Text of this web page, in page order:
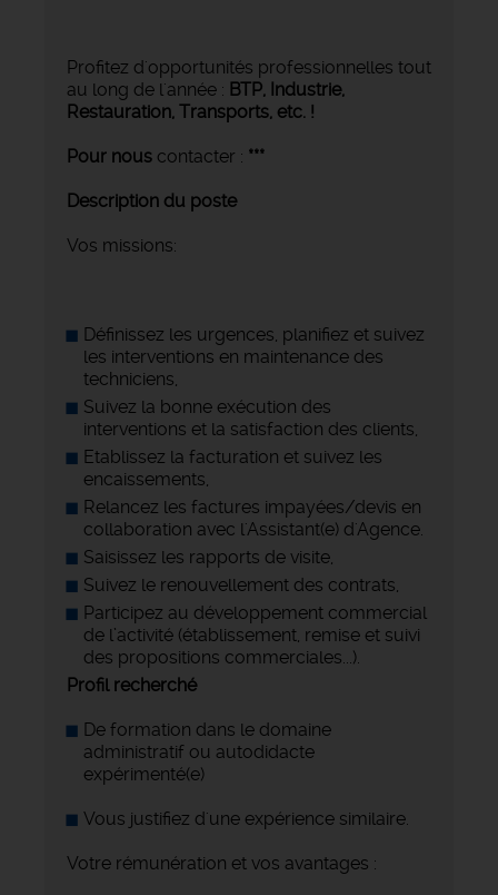
Profitez d'opportunités professionnelles tout
au long de l'année : BTP, Industrie,
Restauration, Transports, etc. !
Pour nous contacter : ***
Description du poste
Vos missions:
Définissez les urgences, planifiez et suivez
les interventions en maintenance des
techniciens,
Suivez la bonne exécution des
interventions et la satisfaction des clients,
Etablissez la facturation et suivez les
encaissements,
Relancez les factures impayées/devis en
collaboration avec l'Assistant(e) d'Agence.
Saisissez les rapports de visite,
Suivez le renouvellement des contrats,
Participez au développement commercial
de l’activité (établissement, remise et suivi
des propositions commerciales...).
Profil recherché
De formation dans le domaine
administratif ou autodidacte
expérimenté(e)
Vous justifiez d'une expérience similaire.
Votre rémunération et vos avantages :